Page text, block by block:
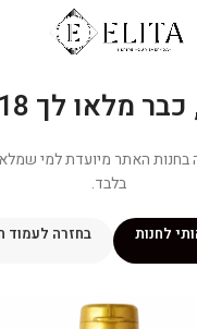
מלאו לך 18?
בלבד.
לחנות בחזרה לעמוד